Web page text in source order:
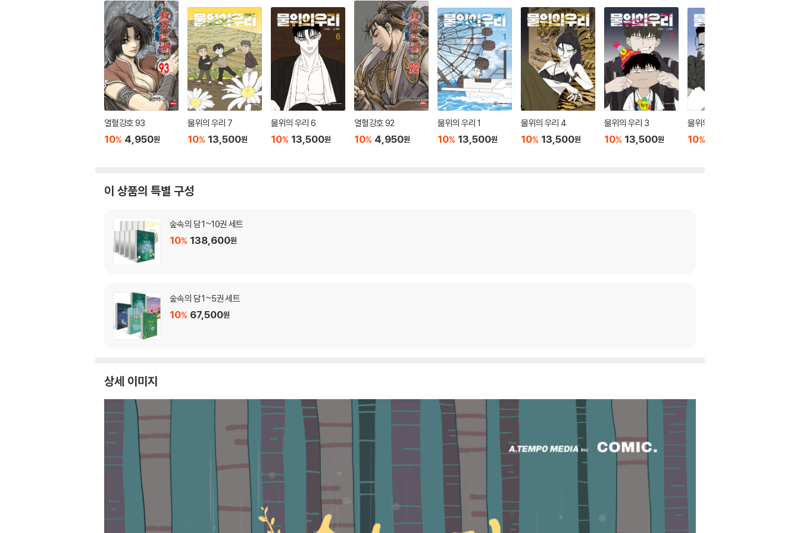
열혈강호 93
10% 4,950원
물위의 우리 7
10% 13,500원
물위의 우리 6
10% 13,500원
열혈강호 92
10% 4,950원
물위의 우리 1
10% 13,500원
물위의 우리 4
10% 13,500원
물위의 우리 3
10% 13,500원
물위의 우리 2
10%
이 상품의 특별 구성
숲속의 담 1~10권 세트
10% 138,600원
숲속의 담 1~5권 세트
10% 67,500원
상세 이미지